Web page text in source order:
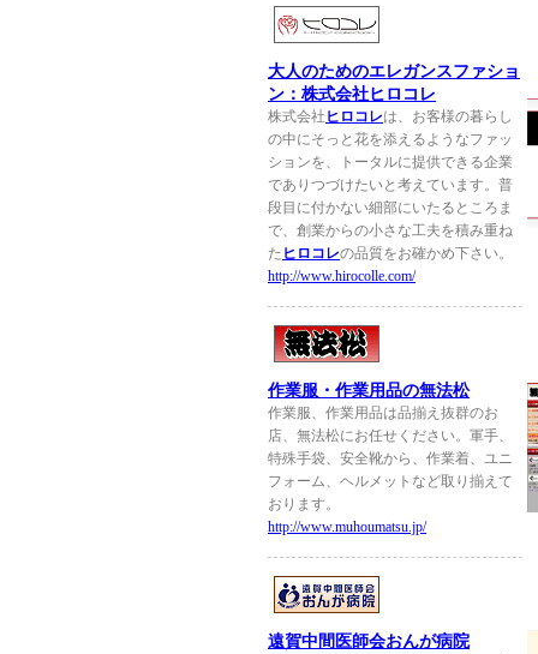
大人のためのエレガンスファショ
ン：株式会社ヒロコレ
株式会社 ヒロコレは、お客様の暮らし
の中にそっと花を添えるようなファッ
ションを、トータルに提供できる企業
でありつづけたいと考えています。普
段目に付かない細部にいたるところま
で、創業からの小さな工夫を積み重ね
た ヒロコレの品質をお確かめ下さい。
http://www.hirocolle.com/
作業服・作業用品の無法松
作業服、作業用品は品揃え抜群のお
店、無法松にお任せください。軍手、
特殊手袋、安全靴から、作業着、ユニ
フォーム、ヘルメットなど取り揃えて
おります。
http://www.muhoumatsu.jp/
遠賀中間医師会おんが病院